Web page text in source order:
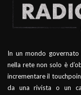
In un mondo
nella rete non solo è
incrementare il
da una rivista o un